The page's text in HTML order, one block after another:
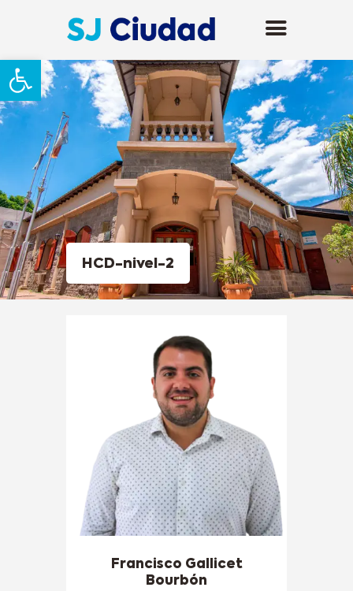
Abrir barra de herramientas
HCD-nivel-2
Francisco Gallicet
Bourbón